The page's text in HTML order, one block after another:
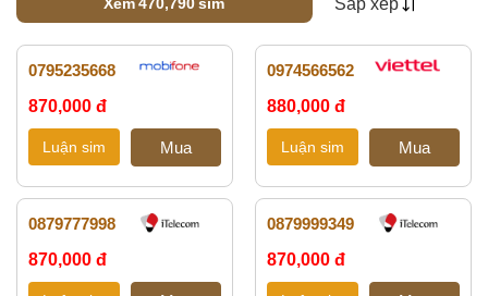
Loading...
0795235668
870,000 đ
0974566562
880,000 đ
0879777998
870,000 đ
0879999349
870,000 đ